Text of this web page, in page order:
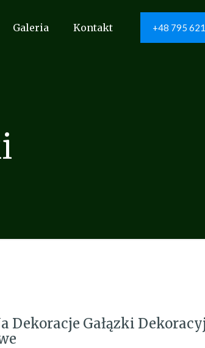
Galeria Kontakt +48 795
Dekoracje Gałązki